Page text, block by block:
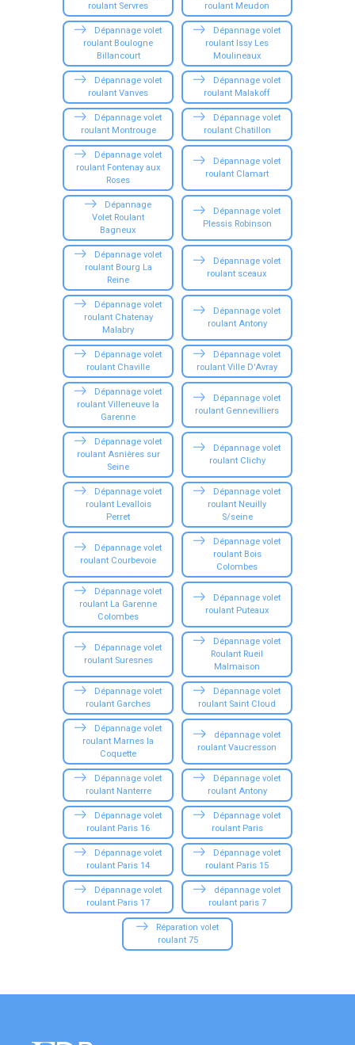
roulant Servres
roulant Meudon
Dépannage volet
roulant Boulogne
Billancourt
Dépannage volet
roulant Issy Les
Moulineaux
Dépannage volet
roulant Vanves
Dépannage volet
roulant Malakoff
Dépannage volet
roulant Montrouge
Dépannage volet
roulant Chatillon
Dépannage volet
roulant Fontenay aux
Roses
Dépannage volet
roulant Clamart
Dépannage
Volet Roulant
Bagneux
Dépannage volet
Plessis Robinson
Dépannage volet
roulant Bourg La
Reine
Dépannage volet
roulant sceaux
Dépannage volet
roulant Chatenay
Malabry
Dépannage volet
roulant Antony
Dépannage volet
roulant Chaville
Dépannage volet
roulant Ville D'Avray
Dépannage volet
roulant Villeneuve la
Garenne
Dépannage volet
roulant Gennevilliers
Dépannage volet
roulant Asnières sur
Seine
Dépannage volet
roulant Clichy
Dépannage volet
roulant Levallois
Perret
Dépannage volet
roulant Neuilly
S/seine
Dépannage volet
roulant Courbevoie
Dépannage volet
roulant Bois
Colombes
Dépannage volet
roulant La Garenne
Colombes
Dépannage volet
roulant Puteaux
Dépannage volet
roulant Suresnes
Dépannage volet
Roulant Rueil
Malmaison
Dépannage volet
roulant Garches
Dépannage volet
roulant Saint Cloud
Dépannage volet
roulant Marnes la
Coquette
dépannage volet
roulant Vaucresson
Dépannage volet
roulant Nanterre
Dépannage volet
roulant Antony
Dépannage volet
roulant Paris 16
Dépannage volet
roulant Paris
Dépannage volet
roulant Paris 14
Dépannage volet
roulant Paris 15
Dépannage volet
roulant Paris 17
dépannage volet
roulant paris 7
Réparation volet
roulant 75